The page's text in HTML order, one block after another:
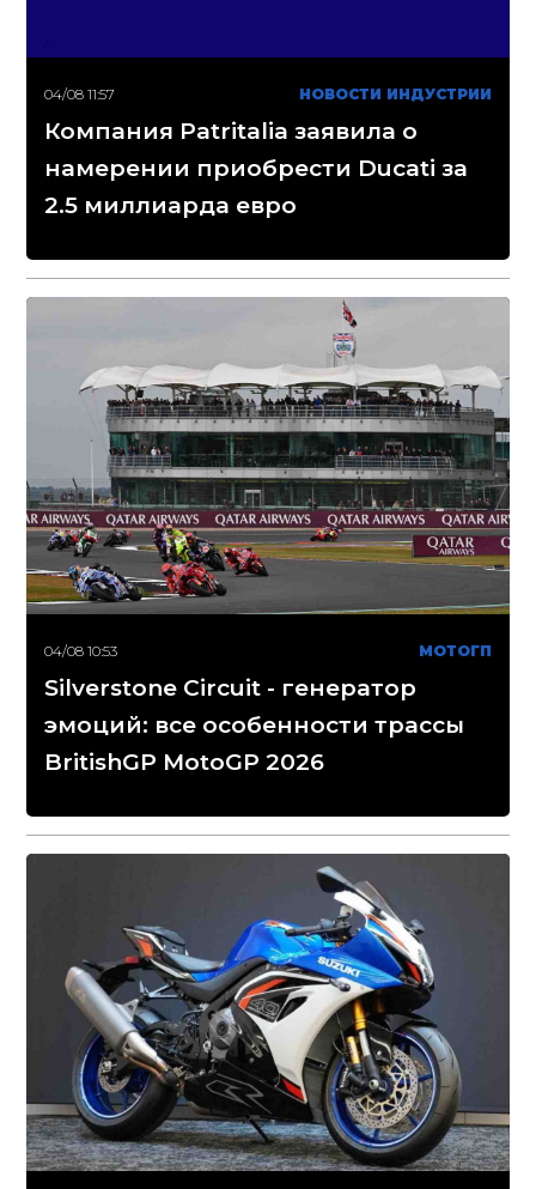
04/08 11:57 НОВОСТИ ИНДУСТРИИ
Компания Patritalia заявила о
намерении приобрести Ducati за
2.5 миллиарда евро
04/08 10:53 МОТОГП
Silverstone Circuit - генератор
эмоций: все особенности трассы
BritishGP MotoGP 2026